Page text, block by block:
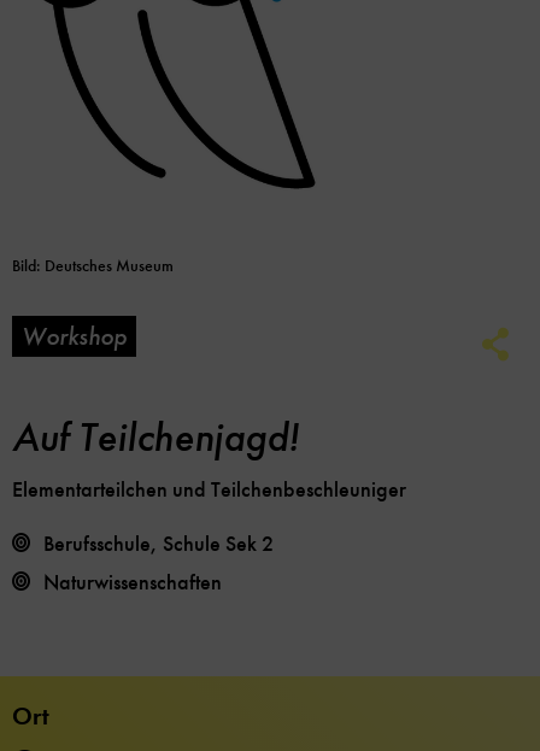
Bild: Deutsches Museum
Workshop
Auf Teilchenjagd!
Elementarteilchen und Teilchenbeschleuniger
Berufsschule, Schule Sek 2
Naturwissenschaften
Ort